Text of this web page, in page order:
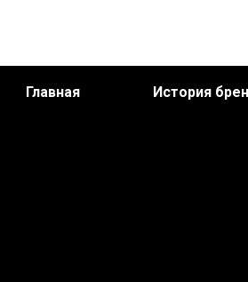
История
Главная